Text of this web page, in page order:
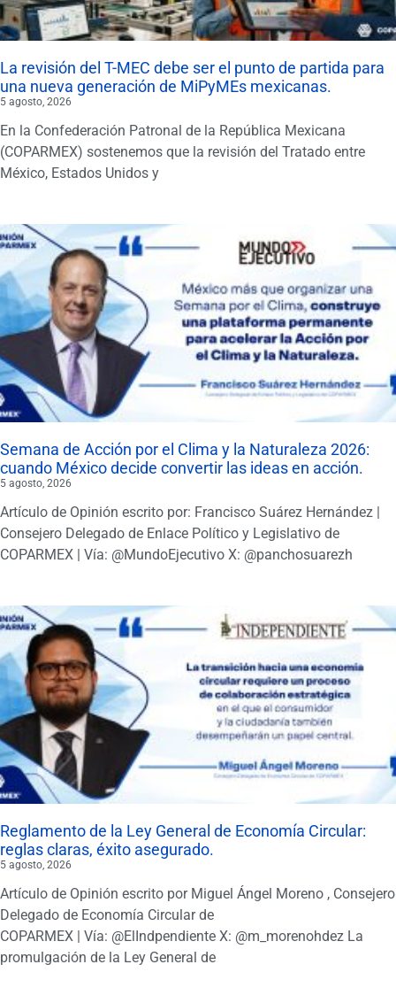
La revisión del T-MEC debe ser el punto de partida para
una nueva generación de MiPyMEs mexicanas.
5 agosto, 2026
En la Confederación Patronal de la República Mexicana
(COPARMEX) sostenemos que la revisión del Tratado entre
México, Estados Unidos y
Semana de Acción por el Clima y la Naturaleza 2026:
cuando México decide convertir las ideas en acción.
5 agosto, 2026
Artículo de Opinión escrito por: Francisco Suárez Hernández |
Consejero Delegado de Enlace Político y Legislativo de
COPARMEX | Vía: @MundoEjecutivo X: @panchosuarezh
Reglamento de la Ley General de Economía Circular:
reglas claras, éxito asegurado.
5 agosto, 2026
Artículo de Opinión escrito por Miguel Ángel Moreno , Consejero
Delegado de Economía Circular de
COPARMEX | Vía: @ElIndpendiente X: @m_morenohdez La
promulgación de la Ley General de